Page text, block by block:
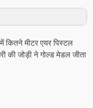
कितने मीटर एयर पिस्टल
की जोड़ी ने गोल्ड मेडल जीता